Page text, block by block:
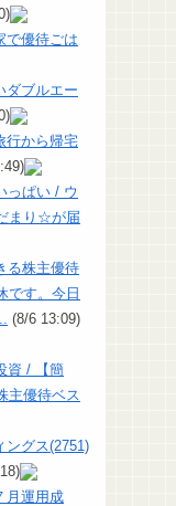
で優待ごは
ダブルエー
行から帰宅
っぱい / ウ
まり☆が届
る株主優待
です。今日
(8/6 13:09)
資 / 【簡
主優待ベス
ングス(2751)
月運用成